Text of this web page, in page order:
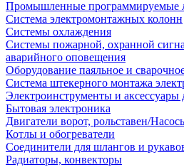
Промышленные программируемые
Система электромонтажных колонн
Системы охлаждения
Системы пожарной, охранной
аварийного оповещения
Оборудование паяльное и
Система штекерного монтажа
Электроинструменты и аксессуары
Бытовая электроника
Двигатели ворот, рольставен/
Котлы и обогреватели
Соединители для шлангов и
Радиаторы, конвекторы